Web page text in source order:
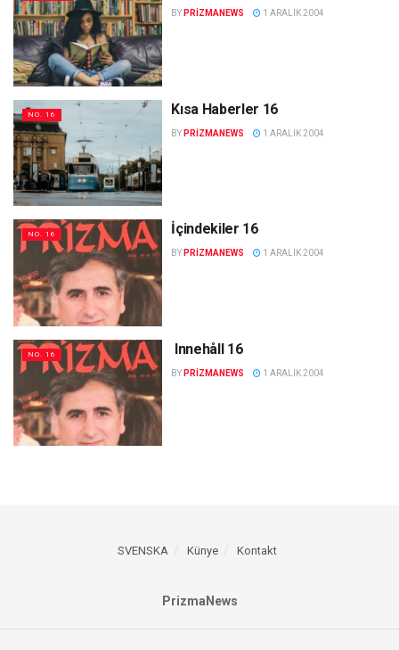
BY PRIZMANEWS 1 ARALIK 2004
NO. 16 Kısa Haberler 16
BY PRIZMANEWS 1 ARALIK 2004
NO. 16 İçindekiler 16
BY PRIZMANEWS 1 ARALIK 2004
NO. 16 Innehåll 16
BY PRIZMANEWS 1 ARALIK 2004
SVENSKA Künye Kontakt
PrizmaNews